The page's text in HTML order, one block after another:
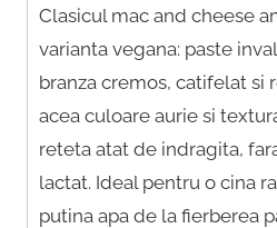
Clasicul mac and cheese
varianta vegana: paste
branza cremos, catifelat si
acea culoare aurie si
reteta atat de indragita,
lactat. Ideal pentru o cina
putina apa de la fierberea